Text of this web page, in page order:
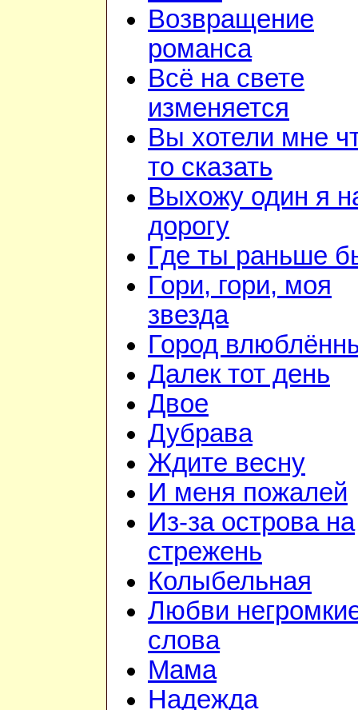
Возвращение
романса
Всё на свете
изменяется
Вы хотели мне
то сказать
Выхожу один я
дорогу
Где ты раньше
Гори, гори, моя
звезда
Город
Далек тот день
Двое
Дубрава
Ждите весну
И меня пожалей
Из-за острова на
стрежень
Колыбельная
Любви
слова
Мама
Надежда